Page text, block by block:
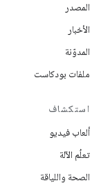
المصدر
الأخبار
المدوّنة
ملفات بودكاست
استكشاف
ألعاب فيديو
تعلُم الآلة
الصحة واللياقة